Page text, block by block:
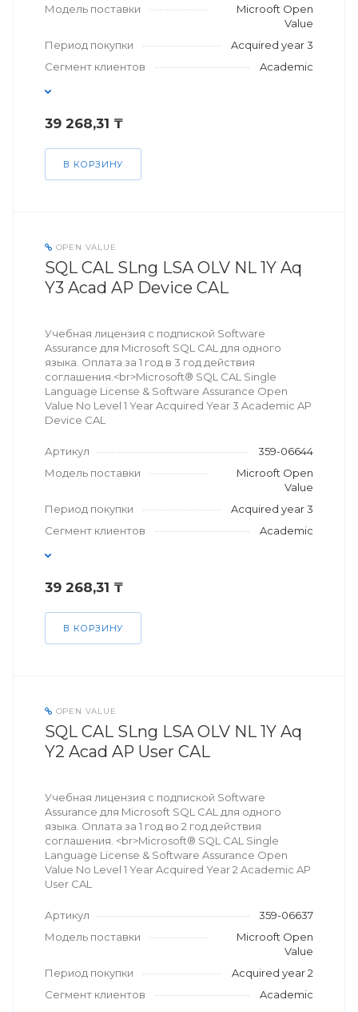
Модель поставки
Microoft Open
Value
Период покупки
Acquired year 3
Сегмент клиентов
Academic
39 268,31 ₸
В КОРЗИНУ
OPEN VALUE
SQL CAL SLng LSA OLV NL 1Y Aq
Y3 Acad AP Device CAL
Учебная лицензия с подпиской Software
Assurance для Microsoft SQL CAL для одного
языка. Оплата за 1 год в 3 год действия
соглашения.<br>Microsoft® SQL CAL Single
Language License & Software Assurance Open
Value No Level 1 Year Acquired Year 3 Academic AP
Device CAL
Артикул
359-06644
Модель поставки
Microoft Open
Value
Период покупки
Acquired year 3
Сегмент клиентов
Academic
39 268,31 ₸
В КОРЗИНУ
OPEN VALUE
SQL CAL SLng LSA OLV NL 1Y Aq
Y2 Acad AP User CAL
Учебная лицензия с подпиской Software
Assurance для Microsoft SQL CAL для одного
языка. Оплата за 1 год во 2 год действия
соглашения. <br>Microsoft® SQL CAL Single
Language License & Software Assurance Open
Value No Level 1 Year Acquired Year 2 Academic AP
User CAL
Артикул
359-06637
Модель поставки
Microoft Open
Value
Период покупки
Acquired year 2
Сегмент клиентов
Academic